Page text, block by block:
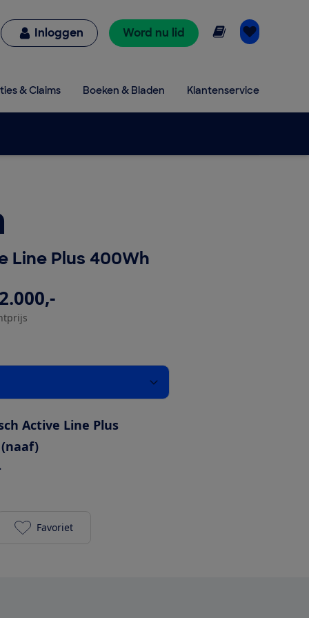
Inloggen Word nu lid Online lezen
& Claims Boeken & Bladen Klantenservice
Line Plus 400Wh
Active Line Plus
Cortina E-Common Active Line Plus 400Wh
Favoriet